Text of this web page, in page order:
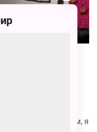
не мои́ брат Вадим, я